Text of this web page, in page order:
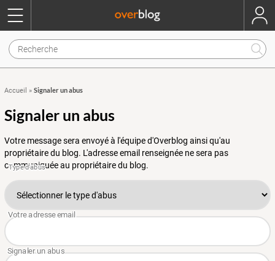
Accueil » Signaler un abus
Signaler un abus
Votre message sera envoyé à l'équipe d'Overblog ainsi qu'au
propriétaire du blog. L'adresse email renseignée ne sera pas
communiquée au propriétaire du blog.